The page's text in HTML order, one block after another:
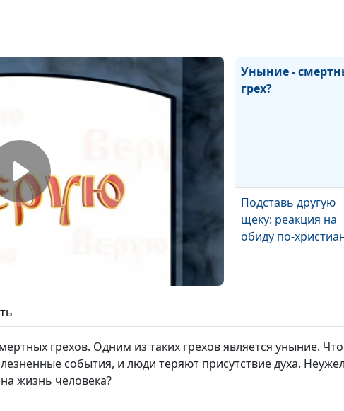
Домашние
в христианской
Уныние -
грех?
Подставь другую
щеку: реакция на
обиду по-
грехов. Одним из таких грехов является уныние.
события, и люди теряют присутствие духа.
жизнь человека?